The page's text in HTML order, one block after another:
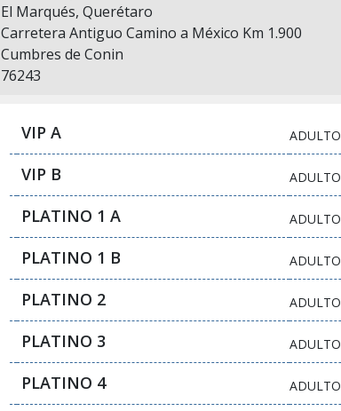
El Marqués, Querétaro
Carretera Antiguo Camino a México Km 1.900
Cumbres de Conin
76243
VIP A ADULTO
VIP B ADULTO
PLATINO 1 A ADULTO
PLATINO 1 B ADULTO
PLATINO 2 ADULTO
PLATINO 3 ADULTO
PLATINO 4 ADULTO